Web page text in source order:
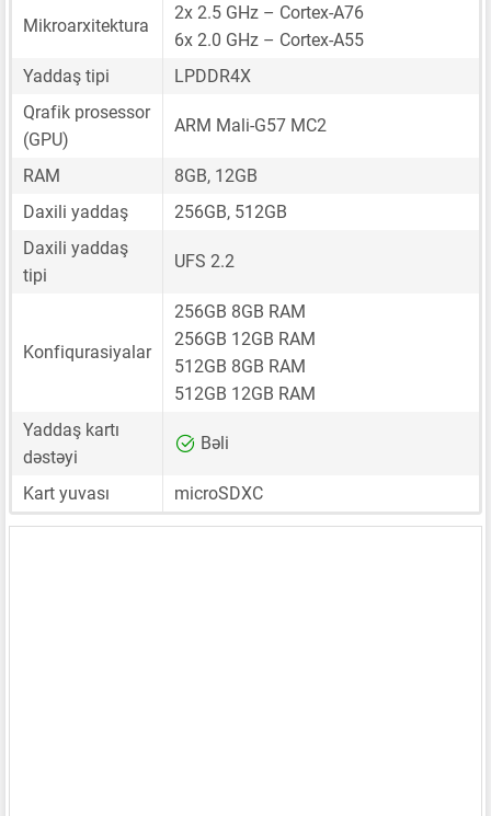
Mikroarxitektura
2x 2.5 GHz – Cortex-A76
6x 2.0 GHz – Cortex-A55
Yaddaş tipi
LPDDR4X
Qrafik prosessor
(GPU)
ARM Mali-G57 MC2
RAM
8GB, 12GB
Daxili yaddaş
256GB, 512GB
Daxili yaddaş
tipi
UFS 2.2
Konfiqurasiyalar
256GB 8GB RAM
256GB 12GB RAM
512GB 8GB RAM
512GB 12GB RAM
Yaddaş kartı
dəstəyi
Bəli
Kart yuvası microSDXC